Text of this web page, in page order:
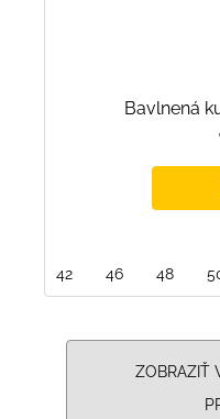
Bavlnená
42 46 48
ZOBRAZIŤ